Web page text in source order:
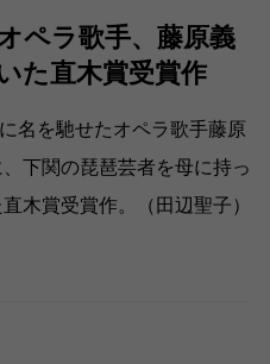
ペラ歌手、藤原義
た直木賞受賞作
名を馳せたオペラ歌手藤原
下関の琵琶芸者を母に持っ
木賞受賞作。（田辺聖子）